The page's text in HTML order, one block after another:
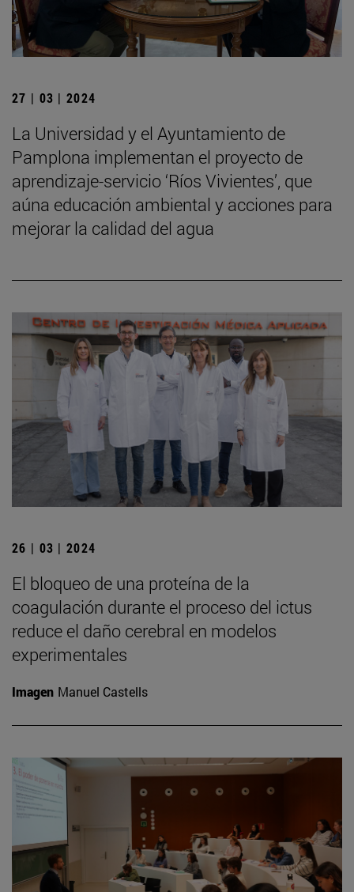
27 | 03 | 2024
La Universidad y el Ayuntamiento de
Pamplona implementan el proyecto de
aprendizaje-servicio ‘Ríos Vivientes’, que
aúna educación ambiental y acciones para
mejorar la calidad del agua
26 | 03 | 2024
El bloqueo de una proteína de la
coagulación durante el proceso del ictus
reduce el daño cerebral en modelos
experimentales
Imagen Manuel Castells